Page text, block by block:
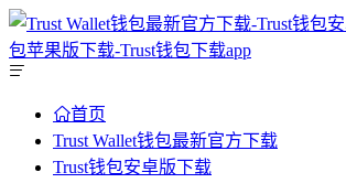
首页
Trust Wallet钱包最新官方下载
Trust钱包安卓版下载